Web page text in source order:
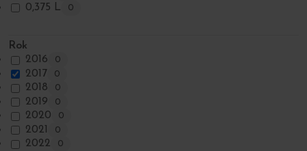
0,375 L 0
Rok
2016
0
2017 0
2018 0
2019 0
2020 0
2021 0
2022 0